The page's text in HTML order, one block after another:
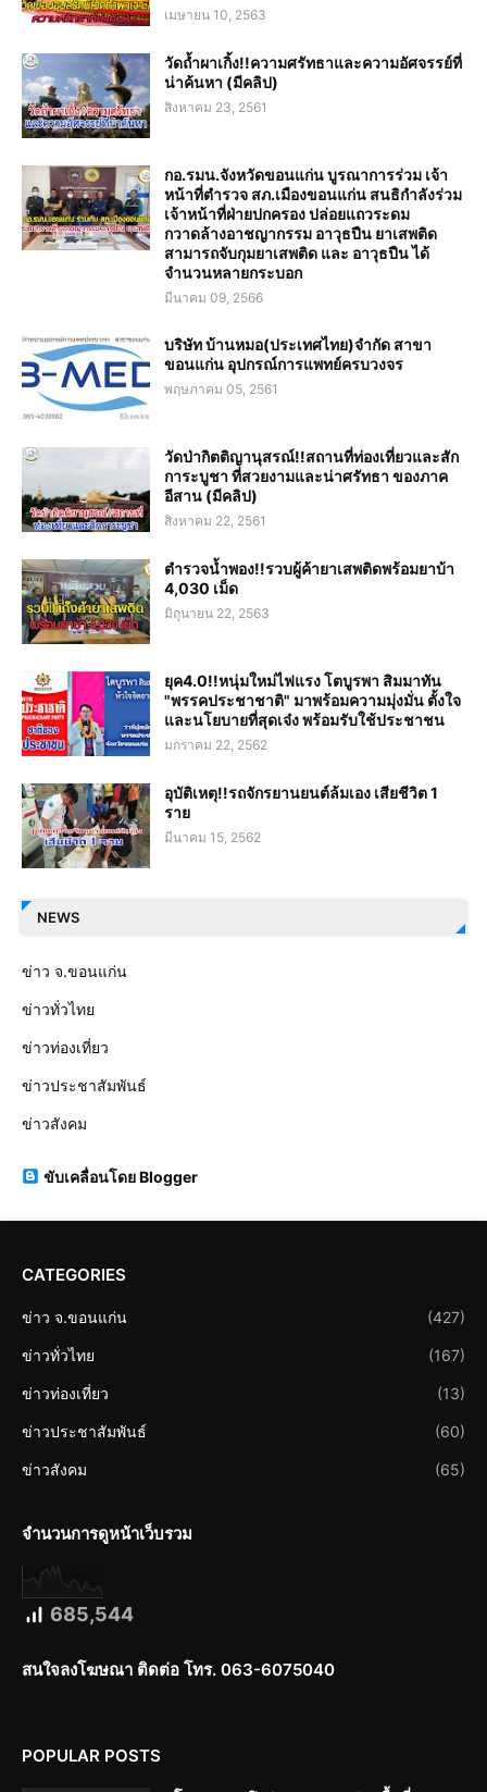
เมษายน 10, 2563
วัดถ้ำผาเกิ้ง!!ความศรัทธาและความอัศจรรย์ที่
น่าค้นหา (มีคลิป)
สิงหาคม 23, 2561
กอ.รมน.จังหวัดขอนแก่น บูรณาการร่วม เจ้า
หน้าที่ตำรวจ สภ.เมืองขอนแก่น สนธิกำลังร่วม
เจ้าหน้าที่ฝ่ายปกครอง ปล่อยแถวระดม
กวาดล้างอาชญากรรม อาวุธปืน ยาเสพติด
สามารถจับกุมยาเสพติด และ อาวุธปืน ได้
จำนวนหลายกระบอก
มีนาคม 09, 2566
บริษัท บ้านหมอ(ประเทศไทย)จำกัด สาขา
ขอนแก่น อุปกรณ์การแพทย์ครบวงจร
พฤษภาคม 05, 2561
วัดป่ากิตติญานุสรณ์!!สถานที่ท่องเที่ยวและสัก
การะบูชา ที่สวยงามและน่าศรัทธา ของภาค
อีสาน (มีคลิป)
สิงหาคม 22, 2561
ตำรวจน้ำพอง!!รวบผู้ค้ายาเสพติดพร้อมยาบ้า
4,030 เม็ด
มิถุนายน 22, 2563
ยุค4.0!!หนุ่มใหม่ไฟแรง โตบูรพา สิมมาทัน
"พรรคประชาชาติ" มาพร้อมความมุ่งมั่น ตั้งใจ
และนโยบายที่สุดเจ๋ง พร้อมรับใช้ประชาชน
มกราคม 22, 2562
อุบัติเหตุ!!รถจักรยานยนต์ล้มเอง เสียชีวิต 1
ราย
มีนาคม 15, 2562
NEWS
ข่าว จ.ขอนแก่น
ข่าวทั่วไทย
ข่าวท่องเที่ยว
ข่าวประชาสัมพันธ์
ข่าวสังคม
ขับเคลื่อนโดย Blogger
CATEGORIES
ข่าว จ.ขอนแก่น (427)
ข่าวทั่วไทย (167)
ข่าวท่องเที่ยว (13)
ข่าวประชาสัมพันธ์ (60)
ข่าวสังคม (65)
จำนวนการดูหน้าเว็บรวม
685,544
สนใจลงโฆษณา ติดต่อ โทร. 063-6075040
POPULAR POSTS